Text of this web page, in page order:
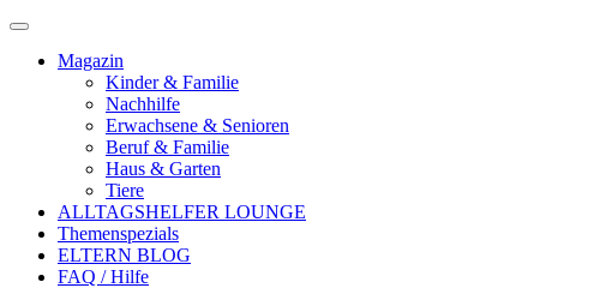
Magazin
Kinder & Familie
Nachhilfe
Erwachsene & Senioren
Beruf & Familie
Haus & Garten
Tiere
ALLTAGSHELFER LOUNGE
Themenspezials
ELTERN BLOG
FAQ / Hilfe